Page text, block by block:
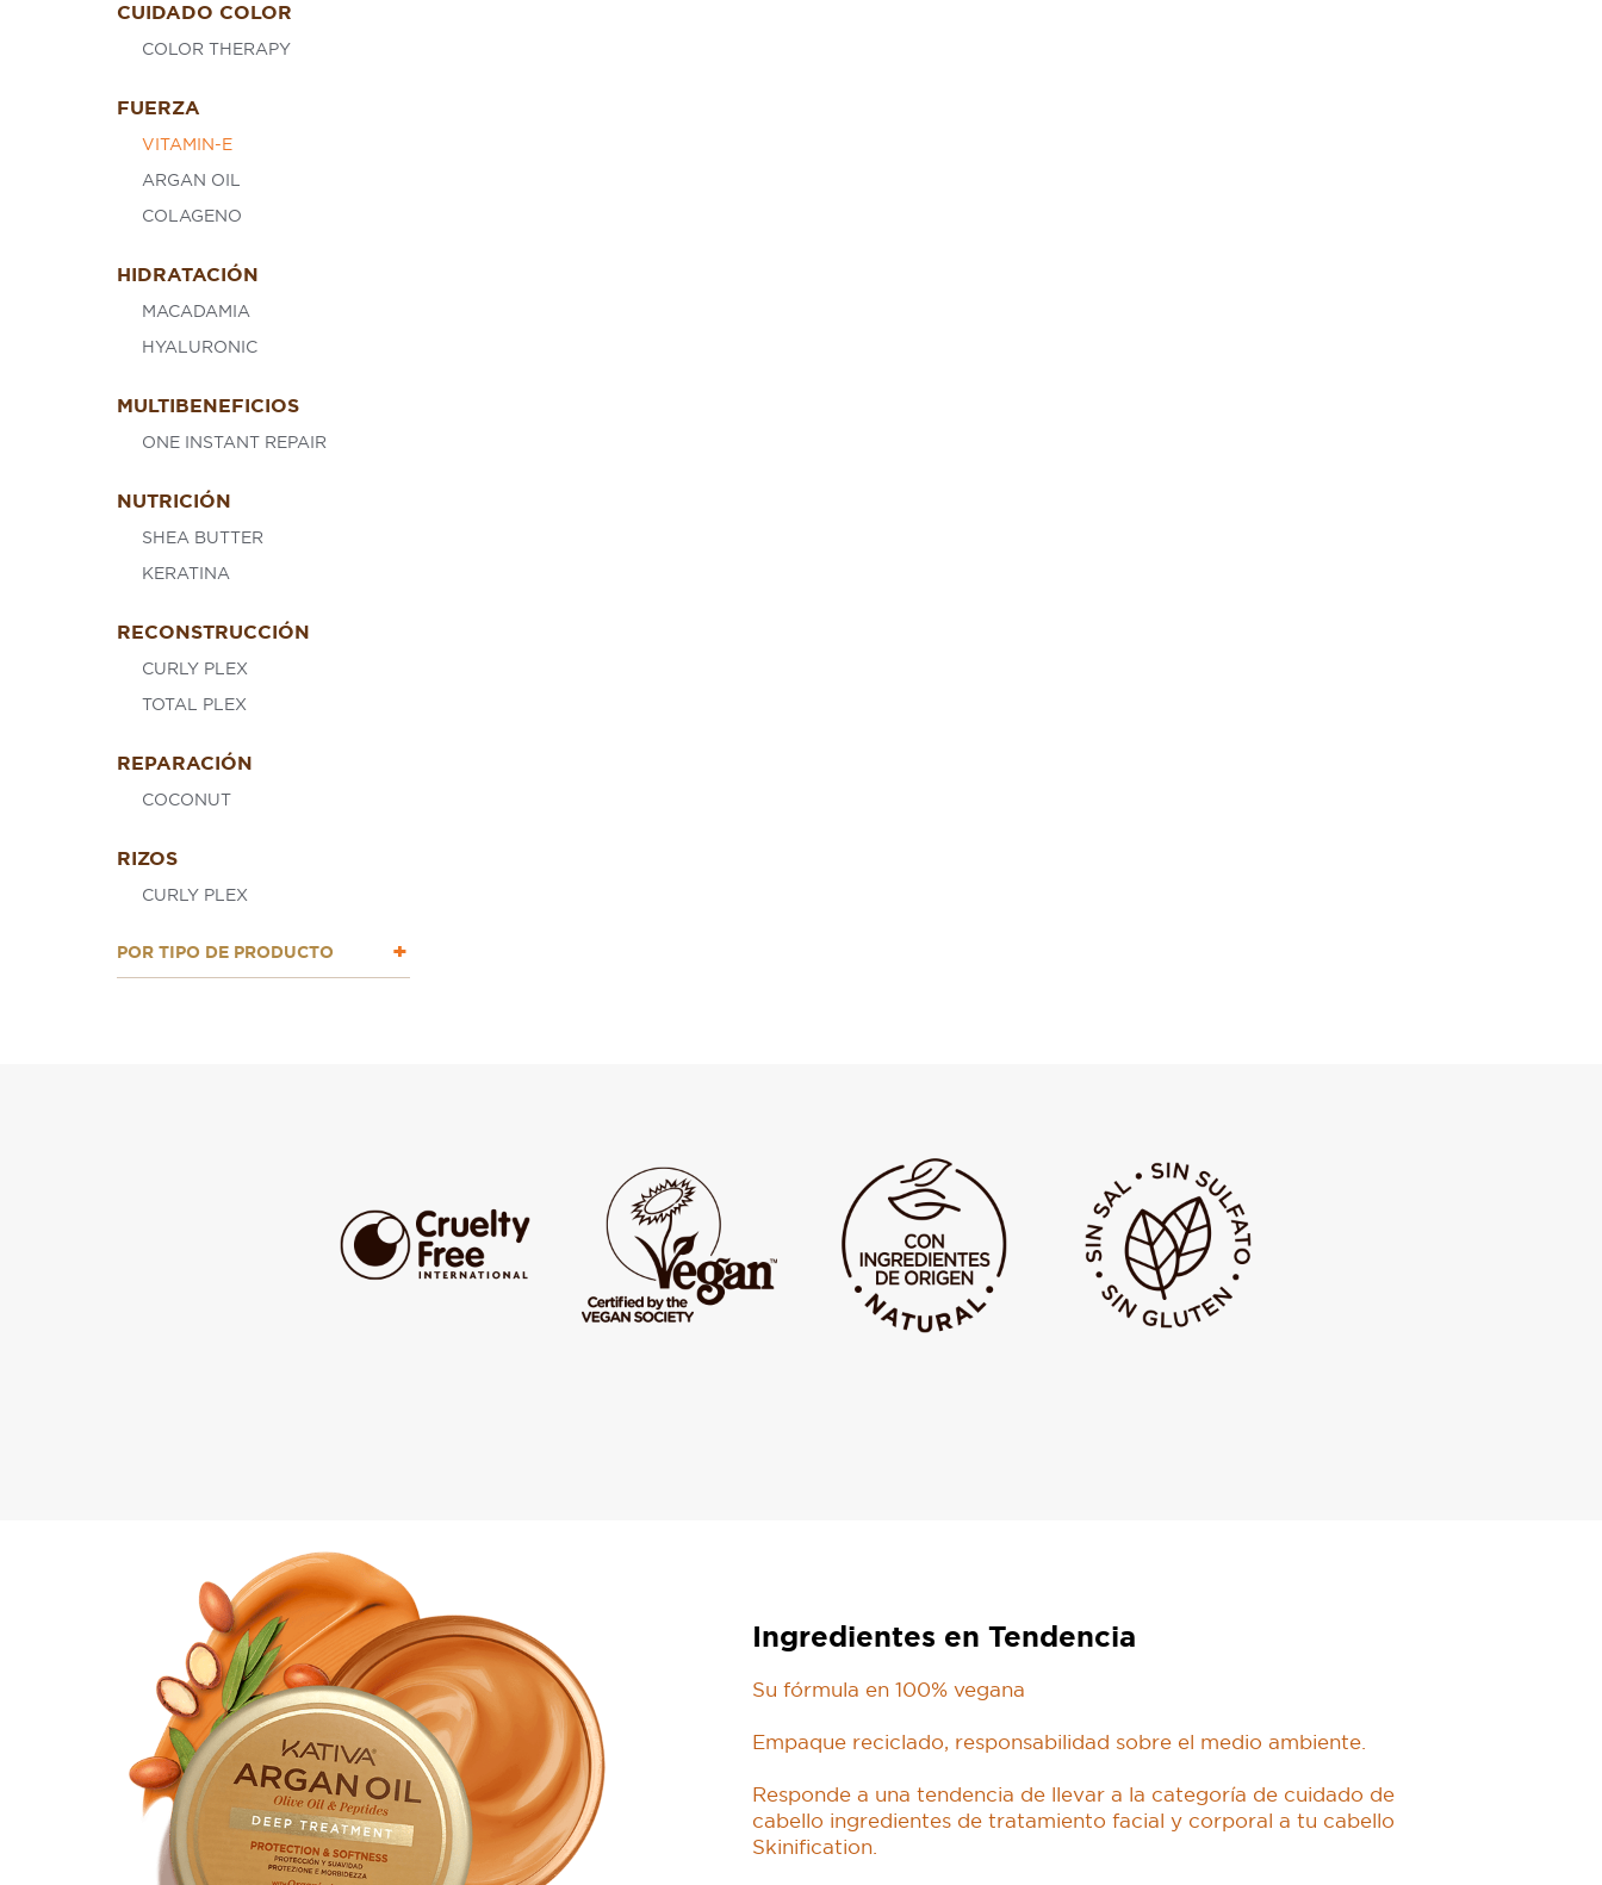
CUIDADO COLOR
COLOR THERAPY
FUERZA
VITAMIN-E
ARGAN OIL
COLAGENO
HIDRATACIÓN
MACADAMIA
HYALURONIC
MULTIBENEFICIOS
ONE INSTANT REPAIR
NUTRICIÓN
SHEA BUTTER
KERATINA
RECONSTRUCCIÓN
CURLY PLEX
TOTAL PLEX
REPARACIÓN
COCONUT
RIZOS
CURLY PLEX
POR TIPO DE PRODUCTO
Ingredientes en Tendencia
Su fórmula en 100% vegana
Empaque reciclado, responsabilidad sobre el medio ambiente.
Responde a una tendencia de llevar a la categoría de cuidado de
cabello ingredientes de tratamiento facial y corporal a tu cabello
Skinification.